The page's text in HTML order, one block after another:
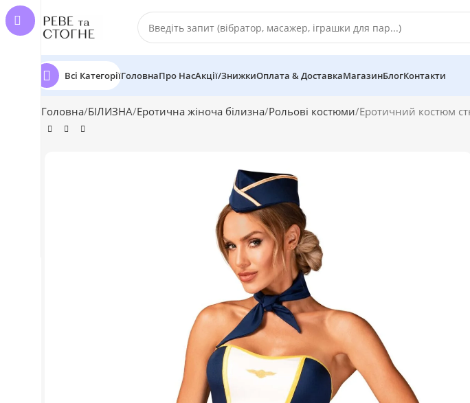
Всі КатегоріїГоловнаПро НасАкції/ЗнижкиОплата & ДоставкаМагазинБлогКонтакти
Головна БІЛИЗНА Еротична жіноча білизна Рольові костюми Еротичний костюм